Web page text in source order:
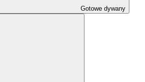
Gotowe dywany